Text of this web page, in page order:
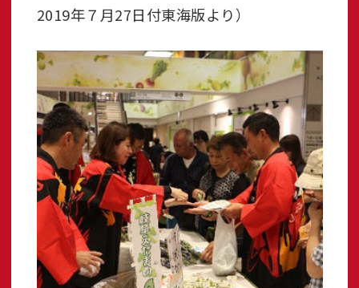
2019年７月27日付東海版より）